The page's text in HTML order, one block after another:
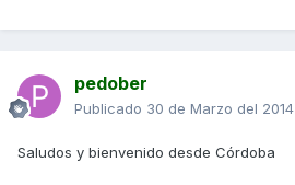
pedober
Publicado 30 de Marzo del 2014
Saludos y bienvenido desde Córdoba